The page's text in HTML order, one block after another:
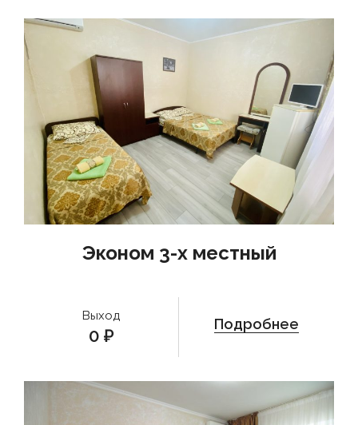
Эконом 3-х местный
Выход
0 ₽
Подробнее